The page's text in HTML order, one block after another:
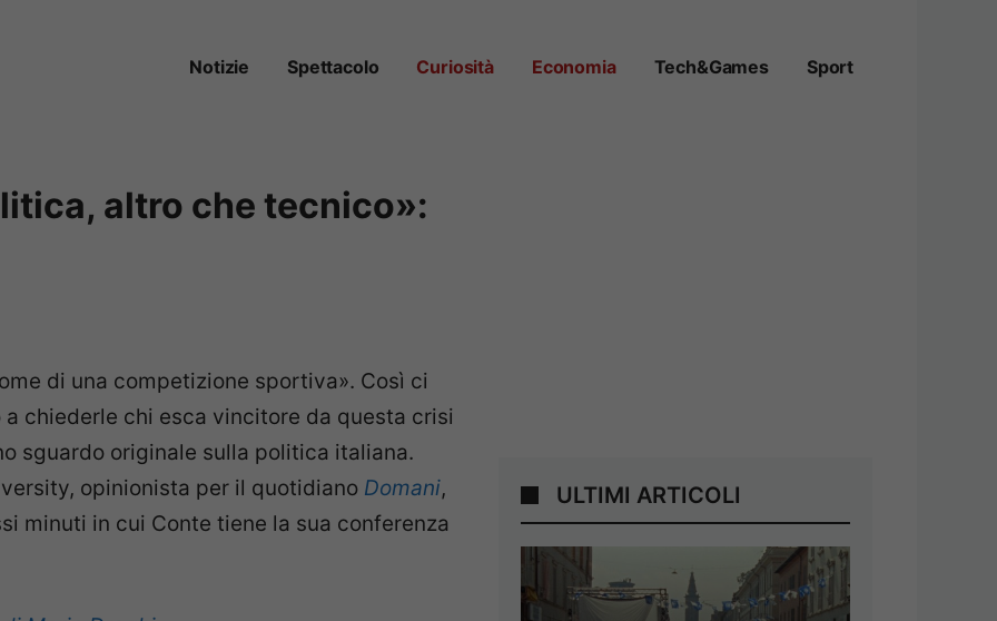
Notizie Spettacolo Curiosità Economia Tech&Games Sport
altro che tecnico»:
di una competizione sportiva». Così ci
chiederle chi esca vincitore da questa crisi
sguardo originale sulla politica italiana.
opinionista per il quotidiano Domani,
minuti in cui Conte tiene la sua conferenza
ULTIMI ARTICOLI